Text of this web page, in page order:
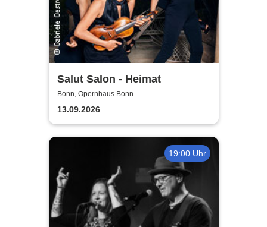
Salut Salon - Heimat
Bonn, Opernhaus Bonn
13.09.2026
19:00 Uhr